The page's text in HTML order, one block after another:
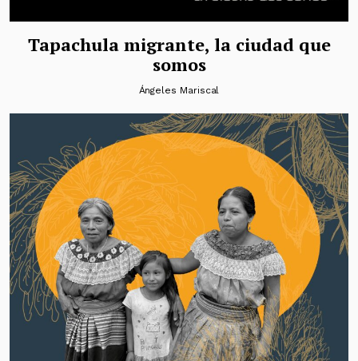
Tapachula migrante, la ciudad que
somos
Ángeles Mariscal